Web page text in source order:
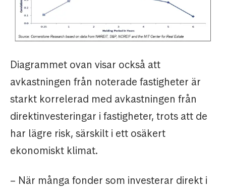
Diagrammet ovan visar också att
avkastningen från noterade fastigheter är
starkt korrelerad med avkastningen från
direktinvesteringar i fastigheter, trots att de
har lägre risk, särskilt i ett osäkert
ekonomiskt klimat.
– När många fonder som investerar direkt i